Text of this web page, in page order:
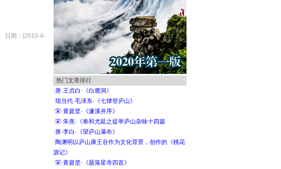
日期：[2010-4-
热门文章排行
·唐·王贞白·《白鹿洞》
·现当代·毛泽东·《七律登庐山》
·宋·黄庭坚·《濂溪并序》
·宋·朱熹·《奉和尤延之提举庐山杂咏十四篇
·唐·李白·《望庐山瀑布》
·陶渊明以庐山康王谷作为文化背景，创作的《桃花
源记》
·宋·黄庭坚·《题落星寺四首》